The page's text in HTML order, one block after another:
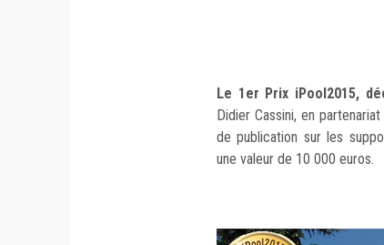
Le 1er Prix iPool2015,
Didier Cassini, en
de publication sur les
une valeur de 10 000 euros.